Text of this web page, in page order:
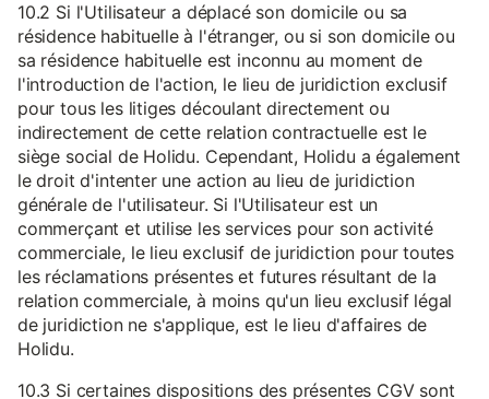
10.2 Si l'Utilisateur a déplacé son domicile ou sa
résidence habituelle à l'étranger, ou si son domicile ou
sa résidence habituelle est inconnu au moment de
l'introduction de l'action, le lieu de juridiction exclusif
pour tous les litiges découlant directement ou
indirectement de cette relation contractuelle est le
siège social de Holidu. Cependant, Holidu a également
le droit d'intenter une action au lieu de juridiction
générale de l'utilisateur. Si l'Utilisateur est un
commerçant et utilise les services pour son activité
commerciale, le lieu exclusif de juridiction pour toutes
les réclamations présentes et futures résultant de la
relation commerciale, à moins qu'un lieu exclusif légal
de juridiction ne s'applique, est le lieu d'affaires de
Holidu.
10.3 Si certaines dispositions des présentes CGV sont